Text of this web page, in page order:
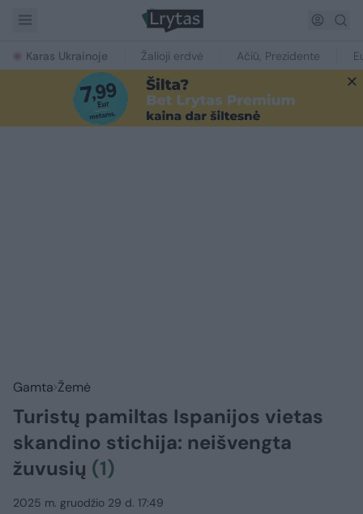
Karas Ukrainoje Žalioji erdvė Ačiū, Prezidente
Gamta Žemė
Turistų pamiltas Ispanijos vietas
skandino stichija: neišvengta
žuvusių (1)
2025 m. gruodžio 29 d. 17:49